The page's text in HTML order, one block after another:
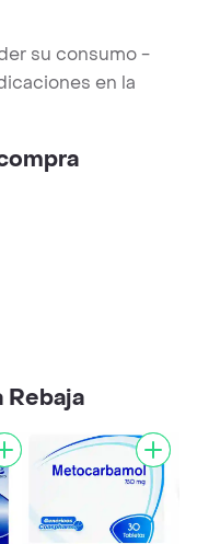
su consumo -
en la
Rebaja